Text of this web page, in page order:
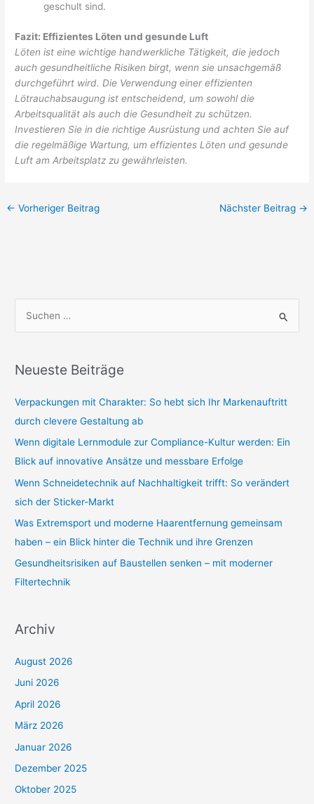
geschult sind.
Fazit: Effizientes Löten und gesunde Luft
Löten ist eine wichtige handwerkliche Tätigkeit, die jedoch
auch gesundheitliche Risiken birgt, wenn sie unsachgemäß
durchgeführt wird. Die Verwendung einer effizienten
Lötrauchabsaugung ist entscheidend, um sowohl die
Arbeitsqualität als auch die Gesundheit zu schützen.
Investieren Sie in die richtige Ausrüstung und achten Sie auf
die regelmäßige Wartung, um effizientes Löten und gesunde
Luft am Arbeitsplatz zu gewährleisten.
← Vorheriger Beitrag Nächster Beitrag →
h
h
:
Neueste Beiträge
Verpackungen mit Charakter: So hebt sich Ihr Markenauftritt
durch clevere Gestaltung ab
Wenn digitale Lernmodule zur Compliance-Kultur werden: Ein
Blick auf innovative Ansätze und messbare Erfolge
Wenn Schneidetechnik auf Nachhaltigkeit trifft: So verändert
sich der Sticker-Markt
Was Extremsport und moderne Haarentfernung gemeinsam
haben – ein Blick hinter die Technik und ihre Grenzen
Gesundheitsrisiken auf Baustellen senken – mit moderner
Filtertechnik
Archiv
August 2026
Juni 2026
April 2026
März 2026
Januar 2026
Dezember 2025
Oktober 2025